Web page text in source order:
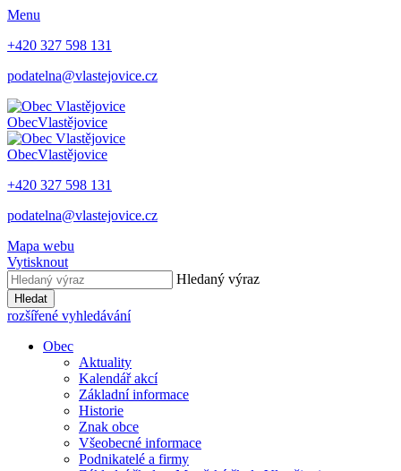
Menu
+420 327 598 131
podatelna@vlastejovice.cz
ObecVlastějovice
ObecVlastějovice
+420 327 598 131
podatelna@vlastejovice.cz
Mapa webu
Vytisknout
Hledaný výraz
Hledat
rozšířené vyhledávání
Obec
Aktuality
Kalendář akcí
Základní informace
Historie
Znak obce
Všeobecné informace
Podnikatelé a firmy